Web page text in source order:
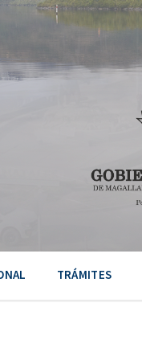
TRÁMITES